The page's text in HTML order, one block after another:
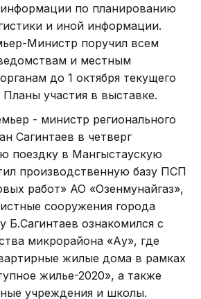
по планированию
и иной информации.
Министр поручил всем
и местным
до 1 октября текущего
Планы участия в выставке.
- министр регионального
Сагинтаев в четверг
поездку в Мангыстаускую
производственную базу ПСП
работ» АО «Озенмунайгаз»,
сооружения города
Б.Сагинтаев ознакомился с
микрорайона «Аққу», где
жилые дома в рамках
жилье-2020», а также
учреждения и школы.